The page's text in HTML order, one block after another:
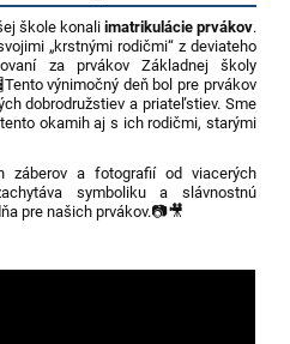
škole konaliimatrikulácie prvákov.
„krstnými rodičmi“ z deviateho
za prvákov Základnej školy
Tento výnimočný deň bol pre prvákov
dobrodružstiev a priateľstiev. Sme
okamih aj s ich rodičmi, starými
záberov a fotografií od viacerých
symboliku a slávnostnú
pre našich prvákov.📷🎥